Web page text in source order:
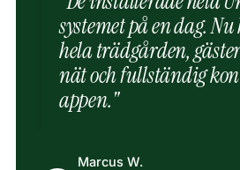
systemet på en dag.
hela trädgården,
nät och fullständig
appen."
Marcus W.